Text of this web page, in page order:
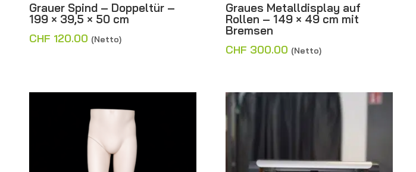
Grauer Spind – Doppeltür –
199 × 39,5 × 50 cm
CHF 120.00 (Netto)
Graues Metalldisplay auf
Rollen – 149 × 49 cm mit
Bremsen
CHF 300.00 (Netto)